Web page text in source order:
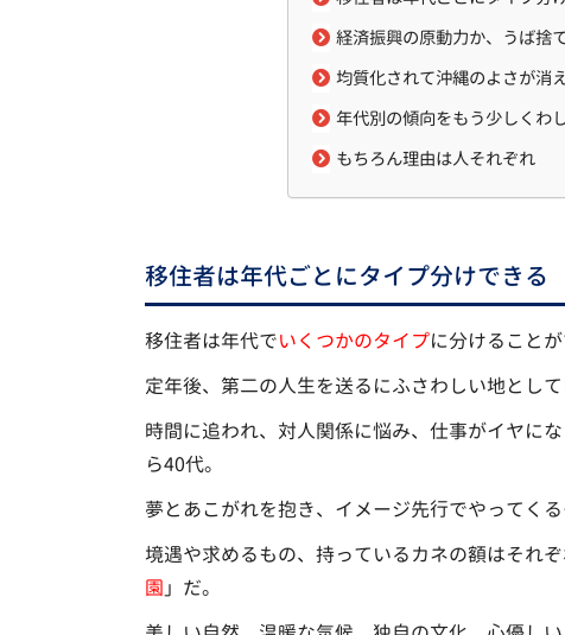
経済振興の原動力か、うば捨
均質化されて沖縄のよさが消
年代別の傾向をもう少しくわ
もちろん理由は人それぞれ
移住者は年代ごとにタイプ分けできる
移住者は年代でいくつかのタイプに分けることが
定年後、第二の人生を送るにふさわしい地とし
時間に追われ、対人関係に悩み、仕事がイヤに
ら40代。
夢とあこがれを抱き、イメージ先行でやってくる
境遇や求めるもの、持っているカネの額はそれ
園 」だ。